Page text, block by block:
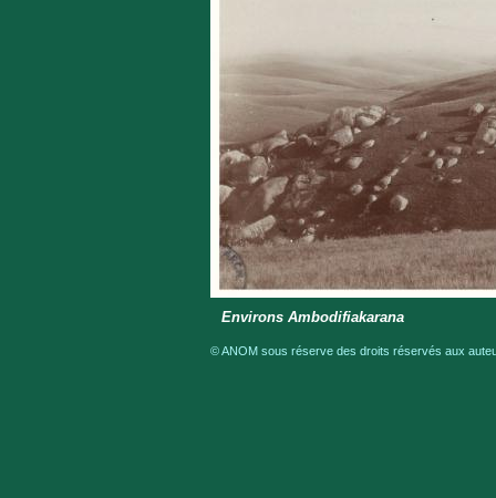
Environs Ambodifiakarana
© ANOM sous réserve des droits réservés aux